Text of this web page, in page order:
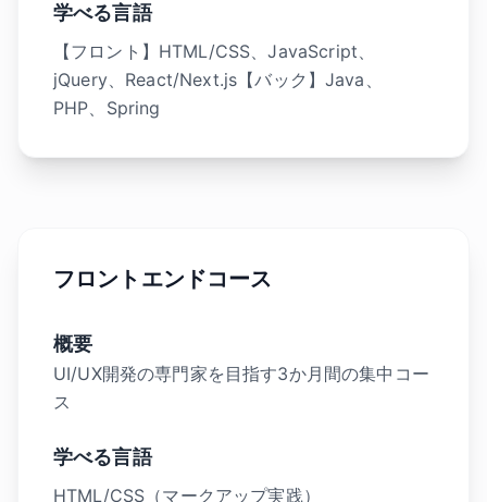
学べる言語
【フロント】HTML/CSS、JavaScript、
jQuery、React/Next.js【バック】Java、
PHP、Spring
フロントエンドコース
概要
UI/UX開発の専門家を目指す3か月間の集中コー
ス
学べる言語
HTML/CSS（マークアップ実践）